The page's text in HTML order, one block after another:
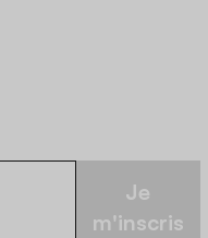
Je
m'inscris